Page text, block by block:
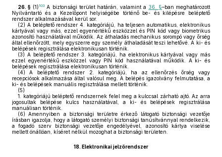
26. § (1) 103 A biztonsági terület határán, valamint a 36. §–ban meghatározott
Nyilvántartó és a Kezelőpont helyiségébe történő be- és kilépésre beléptető
rendszer alkalmazásával kerül sor.
(2) A beléptető rendszer 4. kategóriájú, ha teljesen automatikus, elektronikus
kártyával vagy más, ezzel egyenértékű eszközzel és PIN kód vagy biometrikus
azonosító használatával működik. Az áthaladás mechanikus sorompó vagy őrség
által ellenőrzött, mely egyszerre egy személy áthaladását teszi lehetővé. A ki- és
belépések regisztrálása elektronikusan történik.
(3) A beléptető rendszer 3. kategóriájú, ha elektronikus kártyával vagy más
ezzel egyenértékű eszközzel vagy PIN kód használatával működik. A ki- és
belépések regisztrálása elektronikusan történik.
(4) A beléptető rendszer 2. kategóriájú, ha az ellenőrzés őrség vagy
recepciósok alkalmazása által valósul meg. A belépés igazolvány felmutatása, a
ki- és belépések manuális regisztrálása mellett történik.
(5)
1.
kategóriájú beléptető rendszernek felel meg a kulccsal zárható ajtó. Az arra
jogosultak belépése kulcs használatával, a ki- és belépések regisztrálása
manuálisan történik.
(6) Amennyiben a biztonsági területre érkező látogató biztonsági vezetője
írásban igazolja, hogy a látogató személyi biztonsági tanúsítvánnyal rendelkezik,
a fogadó szerv biztonsági vezetője engedélyével, azonosító kártya viselése
mellett önállóan, kíséret nélkül mozoghat a biztonsági területen.
18. Elektronikai jelzőrendszer